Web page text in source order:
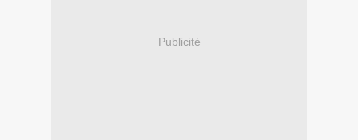
Publicité